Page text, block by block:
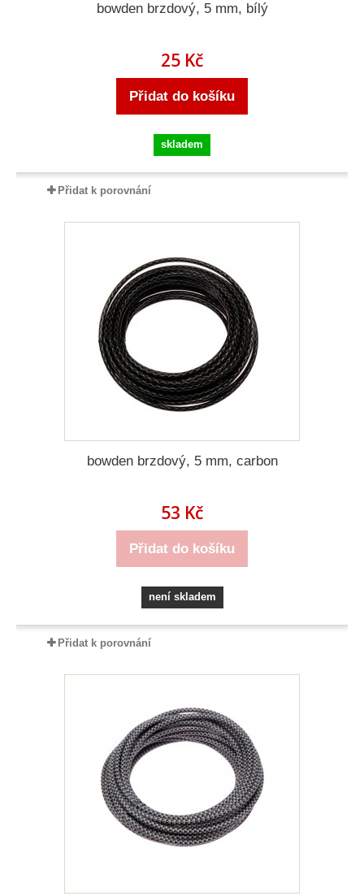
bowden brzdový, 5 mm, bílý
25 Kč
Přidat do košíku
skladem
Přidat k porovnání
bowden brzdový, 5 mm, carbon
53 Kč
Přidat do košíku
není skladem
Přidat k porovnání